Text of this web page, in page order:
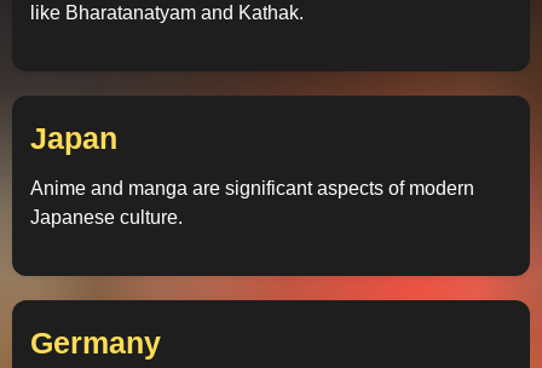
like Bharatanatyam and Kathak.
Japan
Anime and manga are significant aspects of modern
Japanese culture.
Germany